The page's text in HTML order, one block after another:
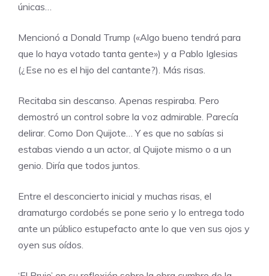
únicas…
Mencionó a Donald Trump («Algo bueno tendrá para
que lo haya votado tanta gente») y a Pablo Iglesias
(¿Ese no es el hijo del cantante?). Más risas.
Recitaba sin descanso. Apenas respiraba. Pero
demostró un control sobre la voz admirable. Parecía
delirar. Como Don Quijote… Y es que no sabías si
estabas viendo a un actor, al Quijote mismo o a un
genio. Diría que todos juntos.
Entre el desconcierto inicial y muchas risas, el
dramaturgo cordobés se pone serio y lo entrega todo
ante un público estupefacto ante lo que ven sus ojos y
oyen sus oídos.